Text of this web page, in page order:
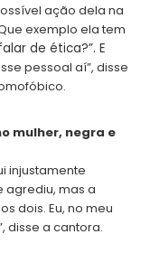
ação dela na
exemplo ela tem
de ética?”. E
pessoal aí”, disse
mulher, negra e
injustamente
agrediu, mas a
dois. Eu, no meu
disse a cantora.